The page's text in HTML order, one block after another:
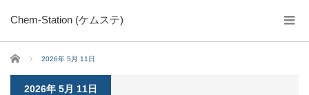
Chem-Station (ケムステ)
ホーム 2026年 5月 11日
2026年 5月 11日